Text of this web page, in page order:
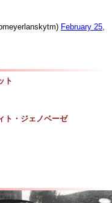
February 25,
ト
ト・ジェノベーゼ